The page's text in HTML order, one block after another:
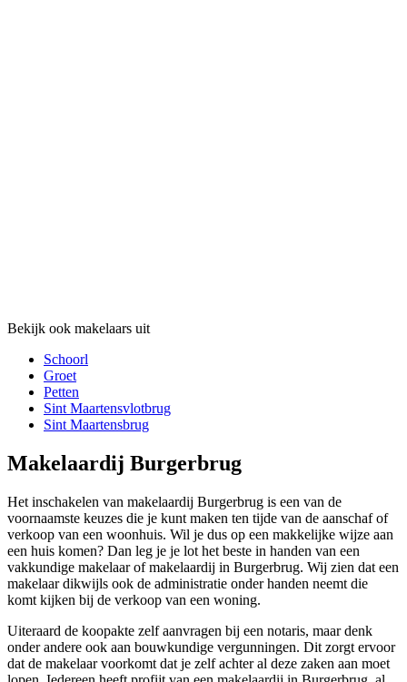
Bekijk ook makelaars uit
Schoorl
Groet
Petten
Sint Maartensvlotbrug
Sint Maartensbrug
Makelaardij Burgerbrug
Het inschakelen van makelaardij Burgerbrug is een van de
voornaamste keuzes die je kunt maken ten tijde van de aanschaf of
verkoop van een woonhuis. Wil je dus op een makkelijke wijze aan
een huis komen? Dan leg je je lot het beste in handen van een
vakkundige makelaar of makelaardij in Burgerbrug. Wij zien dat een
makelaar dikwijls ook de administratie onder handen neemt die
komt kijken bij de verkoop van een woning.
Uiteraard de koopakte zelf aanvragen bij een notaris, maar denk
onder andere ook aan bouwkundige vergunningen. Dit zorgt ervoor
dat de makelaar voorkomt dat je zelf achter al deze zaken aan moet